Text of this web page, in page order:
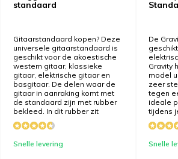
standaard
Gitaarstandaard kopen? Deze
universele gitaarstandaard is
geschikt voor de akoestische
western gitaar, klassieke
gitaar, elektrische gitaar en
basgitaar. De delen waar de
gitaar in aanraking komt met
de standaard zijn met rubber
bekleed. In dit rubber zit
Snelle levering
De
Gravity
model
zeer
tegen
ideale
tijdens
Snelle